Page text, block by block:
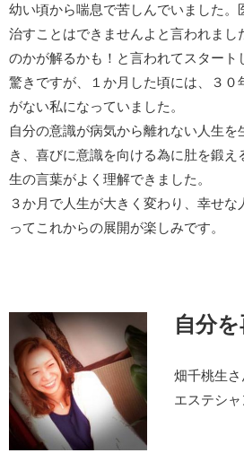
幼い頃から喘息で苦しんでいました。
治すことはできませんよと言われまし
のかが解るかも！と言われてスタート
驚きですが、１か月した頃には、３０
がない私になっていました。
自分の意識が病気から離れない人生を
き、喜びに意識を向ける為に肚を鍛
生の言葉がよく理解できました。
３か月で人生が大きく変わり、幸せ
ってこれからの展開が楽しみです。
自分を
畑千桃生さ
エステシャ